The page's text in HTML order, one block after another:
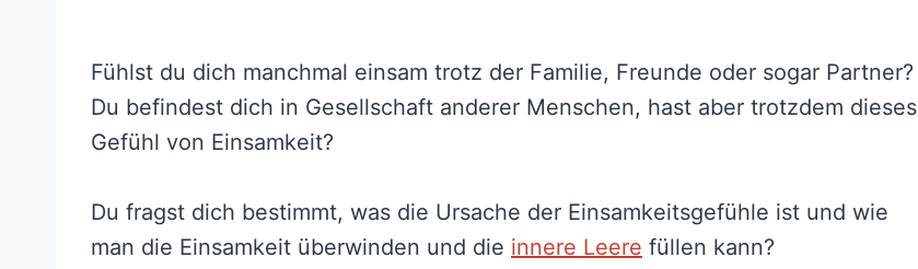
Fühlst du dich manchmal einsam trotz der Familie, Freunde oder sogar Partner?
Du befindest dich in Gesellschaft anderer Menschen, hast aber trotzdem dieses
Gefühl von Einsamkeit?
Du fragst dich bestimmt, was die Ursache der Einsamkeitsgefühle ist und wie
man die Einsamkeit überwinden und die innere Leere füllen kann?